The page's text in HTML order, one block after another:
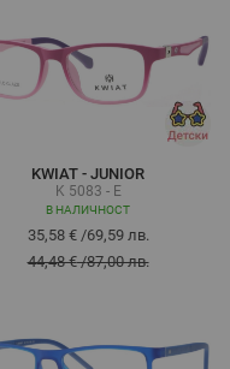
KWIAT - JUNIOR
K 5083 - E
В НАЛИЧНОСТ
35,58 €/69,59 лв.
44,48 €/87,00 лв.